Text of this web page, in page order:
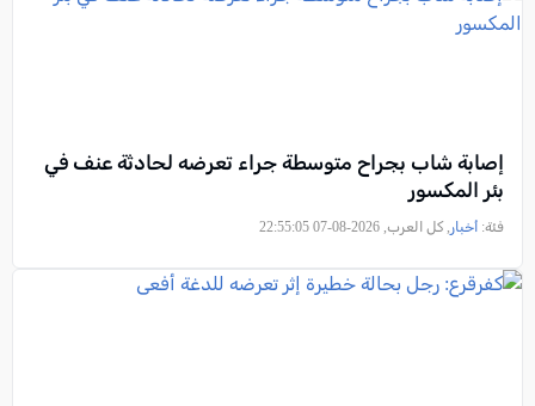
إصابة شاب بجراح متوسطة جراء تعرضه لحادثة عنف في
بئر المكسور
فئة: أخبار , كل العرب, 2026-08-07 22:55:05